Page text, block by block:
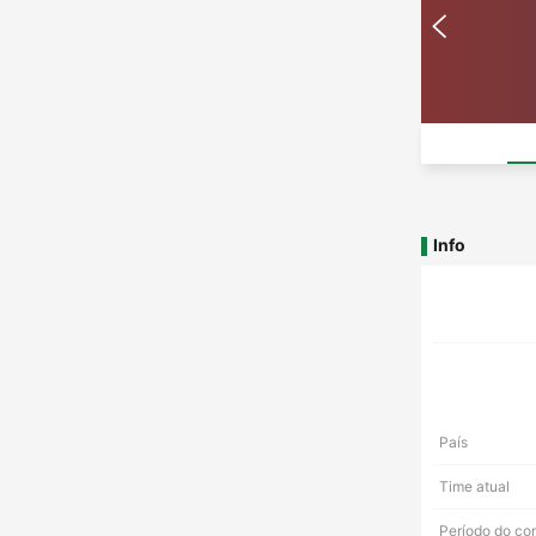
Info
País
Time atual
Período do